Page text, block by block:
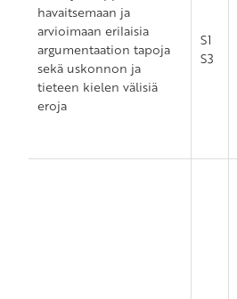
havaitsemaan ja
arvioimaan erilaisia
argumentaation tapoja
sekä uskonnon ja
tieteen kielen välisiä
eroja
S1
S3